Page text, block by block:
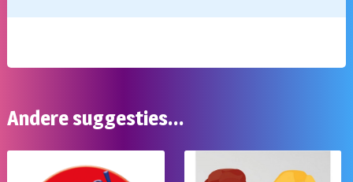
Andere suggesties…